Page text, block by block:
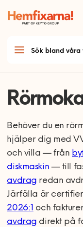
Behöver du en
hjälper dig med
och villa — från
diskmaskin — till
avdrag redan
Järfälla är
2026:1 och
avdrag direkt på